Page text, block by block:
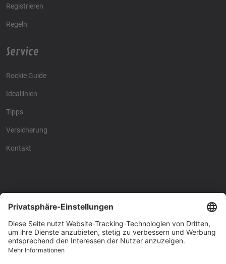
Registrieren
Regeln
Service
Rockie Guide
Ideallinien
Tipps
Versicherung
Kontakt
Racing4fun - Alles über
Racing4fun - Alles über